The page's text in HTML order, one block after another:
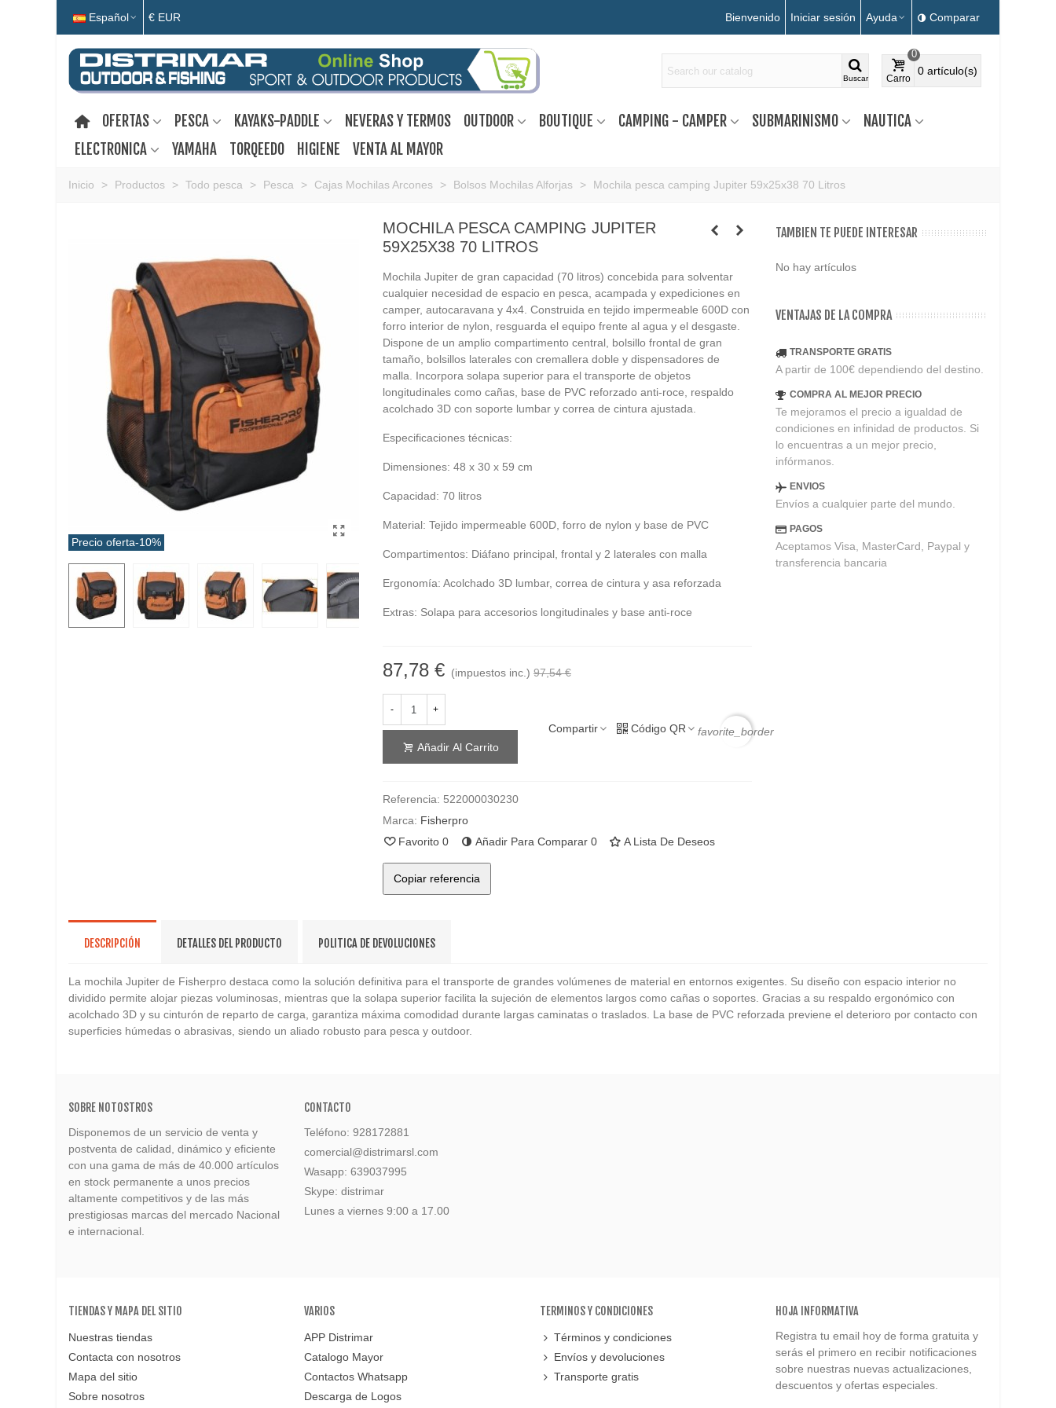
Español € EUR Bienvenido Iniciar sesión Ayuda Comparar
Buscar Carro
0
0 artículo(s)
OFERTAS PESCA KAYAKS-PADDLE NEVERAS Y TERMOS OUTDOOR BOUTIQUE CAMPING - CAMPER SUBMARINISMO
NAUTICA
ELECTRONICA
YAMAHA TORQEEDO HIGIENE VENTA AL MAYOR
Inicio > Productos > Todo pesca > Pesca > Cajas Mochilas Arcones > Bolsos Mochilas Alforjas > Mochila pesca camping Jupiter 59x25x38 70 Litros
Precio oferta-10%
MOCHILA PESCA CAMPING JUPITER
59X25X38 70 LITROS
Mochila Jupiter de gran capacidad (70 litros) concebida para solventar
cualquier necesidad de espacio en pesca, acampada y expediciones en
camper, autocaravana y 4x4. Construida en tejido impermeable 600D con
forro interior de nylon, resguarda el equipo frente al agua y el desgaste.
Dispone de un amplio compartimento central, bolsillo frontal de gran
tamaño, bolsillos laterales con cremallera doble y dispensadores de
malla. Incorpora solapa superior para el transporte de objetos
longitudinales como cañas, base de PVC reforzado anti-roce, respaldo
acolchado 3D con soporte lumbar y correa de cintura ajustada.
Especificaciones técnicas:
Dimensiones: 48 x 30 x 59 cm
Capacidad: 70 litros
Material: Tejido impermeable 600D, forro de nylon y base de PVC
Compartimentos: Diáfano principal, frontal y 2 laterales con malla
Ergonomía: Acolchado 3D lumbar, correa de cintura y asa reforzada
Extras: Solapa para accesorios longitudinales y base anti-roce
87,78 € (impuestos inc.) 97,54 €
- +
Añadir Al Carrito
Compartir Código QR favorite_border
Referencia: 522000030230
Marca: Fisherpro
Favorito 0 Añadir Para Comparar 0 A Lista De Deseos
Copiar referencia
TAMBIEN TE PUEDE INTERESAR
No hay artículos
VENTAJAS DE LA COMPRA
TRANSPORTE GRATIS
A partir de 100€ dependiendo del destino.
COMPRA AL MEJOR PRECIO
Te mejoramos el precio a igualdad de
condiciones en infinidad de productos. Si
lo encuentras a un mejor precio,
infórmanos.
ENVIOS
Envíos a cualquier parte del mundo.
PAGOS
Aceptamos Visa, MasterCard, Paypal y
transferencia bancaria
DESCRIPCIÓN DETALLES DEL PRODUCTO POLITICA DE DEVOLUCIONES
La mochila Jupiter de Fisherpro destaca como la solución definitiva para el transporte de grandes volúmenes de material en entornos exigentes. Su diseño con espacio interior no
dividido permite alojar piezas voluminosas, mientras que la solapa superior facilita la sujeción de elementos largos como cañas o soportes. Gracias a su respaldo ergonómico con
acolchado 3D y su cinturón de reparto de carga, garantiza máxima comodidad durante largas caminatas o traslados. La base de PVC reforzada previene el deterioro por contacto con
superficies húmedas o abrasivas, siendo un aliado robusto para pesca y outdoor.
SOBRE NOTOSTROS
Disponemos de un servicio de venta y
postventa de calidad, dinámico y eficiente
con una gama de más de 40.000 artículos
en stock permanente a unos precios
altamente competitivos y de las más
prestigiosas marcas del mercado Nacional
e internacional.
CONTACTO
Teléfono: 928172881
comercial@distrimarsl.com
Wasapp: 639037995
Skype: distrimar
Lunes a viernes 9:00 a 17.00
TIENDAS Y MAPA DEL SITIO
Nuestras tiendas
Contacta con nosotros
Mapa del sitio
Sobre nosotros
VARIOS
APP Distrimar
Catalogo Mayor
Contactos Whatsapp
Descarga de Logos
TERMINOS Y CONDICIONES
Términos y condiciones
Envíos y devoluciones
Transporte gratis
HOJA INFORMATIVA
Registra tu email hoy de forma gratuita y
serás el primero en recibir notificaciones
sobre nuestras nuevas actualizaciones,
descuentos y ofertas especiales.